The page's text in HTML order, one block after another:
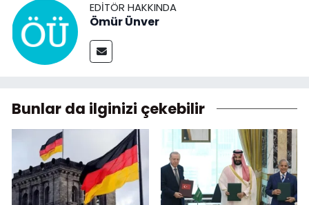
EDITÖR HAKKINDA
Ömür Ünver
Bunlar da ilginizi çekebilir